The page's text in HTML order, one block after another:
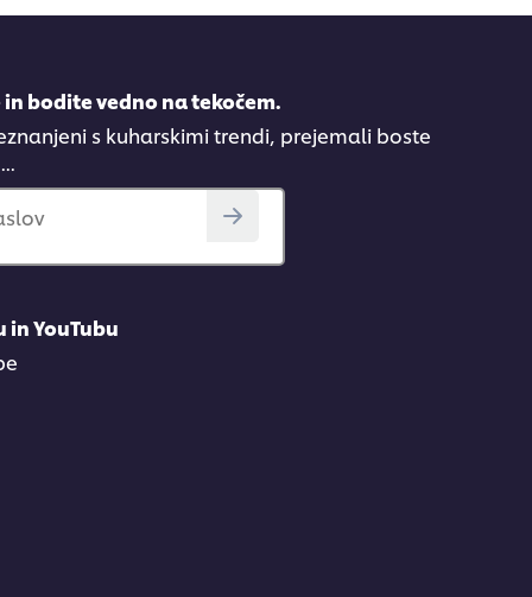
bodite vedno na tekočem.
s kuharskimi trendi, prejemali boste
in YouTubu